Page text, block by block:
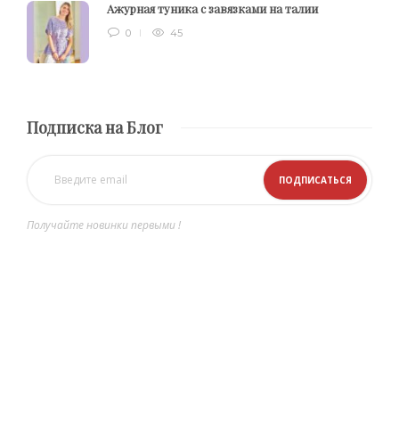
Ажурная туника с завязками на талии
0 45
Подписка на Блог
Получайте новинки первыми !